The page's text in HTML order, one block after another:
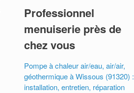
Professionnel
menuiserie près de
chez vous
Pompe à chaleur air/eau, air/air,
géothermique à Wissous (91320) :
installation, entretien, réparation